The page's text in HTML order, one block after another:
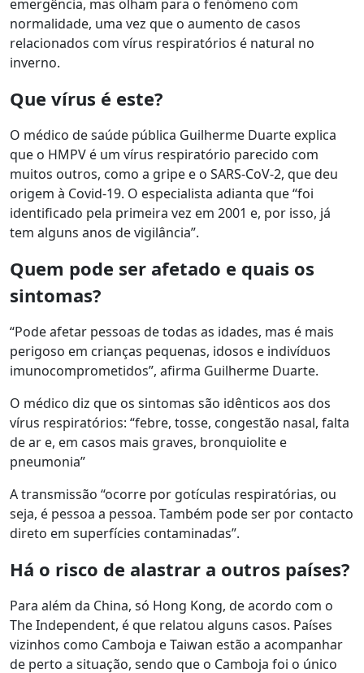
emergência, mas olham para o fenómeno com
normalidade, uma vez que o aumento de casos
relacionados com vírus respiratórios é natural no
inverno.
Que vírus é este?
O médico de saúde pública Guilherme Duarte explica
que o HMPV é um vírus respiratório parecido com
muitos outros, como a gripe e o SARS-CoV-2, que deu
origem à Covid-19. O especialista adianta que “foi
identificado pela primeira vez em 2001 e, por isso, já
tem alguns anos de vigilância”.
Quem pode ser afetado e quais os
sintomas?
“Pode afetar pessoas de todas as idades, mas é mais
perigoso em crianças pequenas, idosos e indivíduos
imunocomprometidos”, afirma Guilherme Duarte.
O médico diz que os sintomas são idênticos aos dos
vírus respiratórios: “febre, tosse, congestão nasal, falta
de ar e, em casos mais graves, bronquiolite e
pneumonia”
A transmissão “ocorre por gotículas respiratórias, ou
seja, é pessoa a pessoa. Também pode ser por contacto
direto em superfícies contaminadas”.
Há o risco de alastrar a outros países?
Para além da China, só Hong Kong, de acordo com o
The Independent, é que relatou alguns casos. Países
vizinhos como Camboja e Taiwan estão a acompanhar
de perto a situação, sendo que o Camboja foi o único